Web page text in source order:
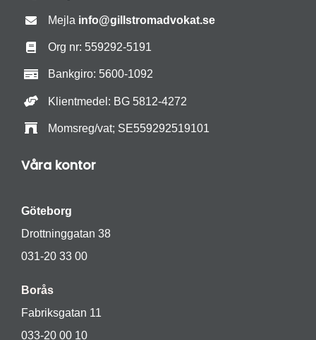
Mejla info@gillstromadvokat.se
Org nr: 559292-5191
Bankgiro: 5600-1092
Klientmedel: BG 5812-4272
Momsreg/vat; SE559292519101
Våra kontor
Göteborg
Drottninggatan 38
031-20 33 00
Borås
Fabriksgatan 11
033-20 00 10